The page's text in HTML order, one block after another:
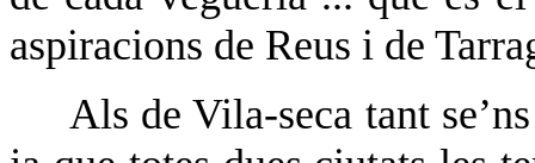
aspiracions de Reus i de
Als de Vila-seca tant